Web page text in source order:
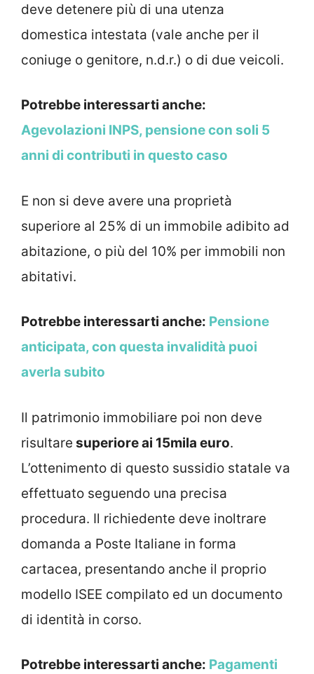
deve detenere più di una utenza
domestica intestata (vale anche per il
coniuge o genitore, n.d.r.) o di due veicoli.
Potrebbe interessarti anche:
Agevolazioni INPS, pensione con soli 5
anni di contributi in questo caso
E non si deve avere una proprietà
superiore al 25% di un immobile adibito ad
abitazione, o più del 10% per immobili non
abitativi.
Potrebbe interessarti anche: Pensione
anticipata, con questa invalidità puoi
averla subito
Il patrimonio immobiliare poi non deve
risultare superiore ai 15mila euro.
L’ottenimento di questo sussidio statale va
effettuato seguendo una precisa
procedura. Il richiedente deve inoltrare
domanda a Poste Italiane in forma
cartacea, presentando anche il proprio
modello ISEE compilato ed un documento
di identità in corso.
Potrebbe interessarti anche: Pagamenti